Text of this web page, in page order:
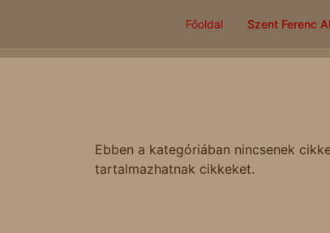
Főoldal Szent Ferenc
Ebben a kategóriában nincsenek
tartalmazhatnak cikkeket.